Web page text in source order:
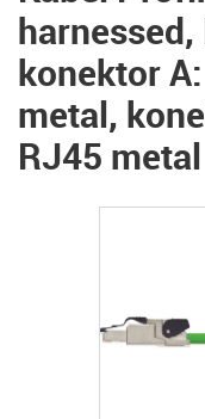
konektor
metal,
RJ45 metal